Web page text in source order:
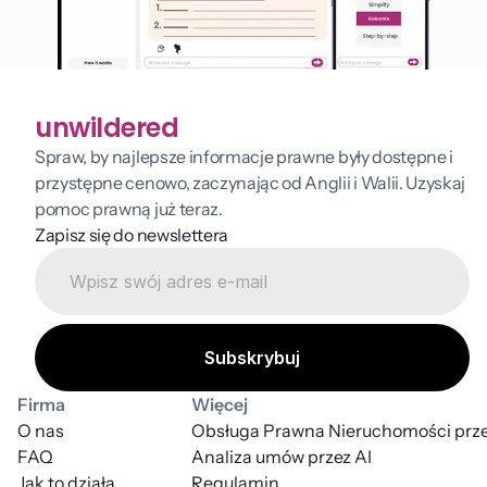
unwildered
Spraw, by najlepsze informacje prawne były dostępne i
przystępne cenowo, zaczynając od Anglii i Walii. Uzyskaj
pomoc prawną już teraz.
Zapisz się do newslettera
Firma
O nas
FAQ
Jak to działa
Więcej
Regulamin
Analiza umów przez AI
Obsługa Prawna Nieruchomości